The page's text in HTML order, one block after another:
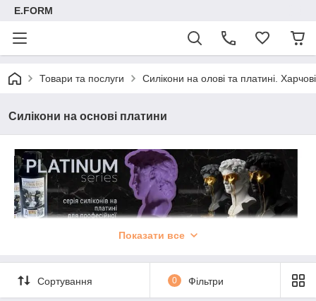
E.FORM
Товари та послуги Силікони на олові та платині.
Силікони на основі платини
Силіконові гуми на платиновому отверджувачі, також відомі
як силіконова гума адитивного затвердіння, демонструють
Показати все
Сортування 0 Фільтри